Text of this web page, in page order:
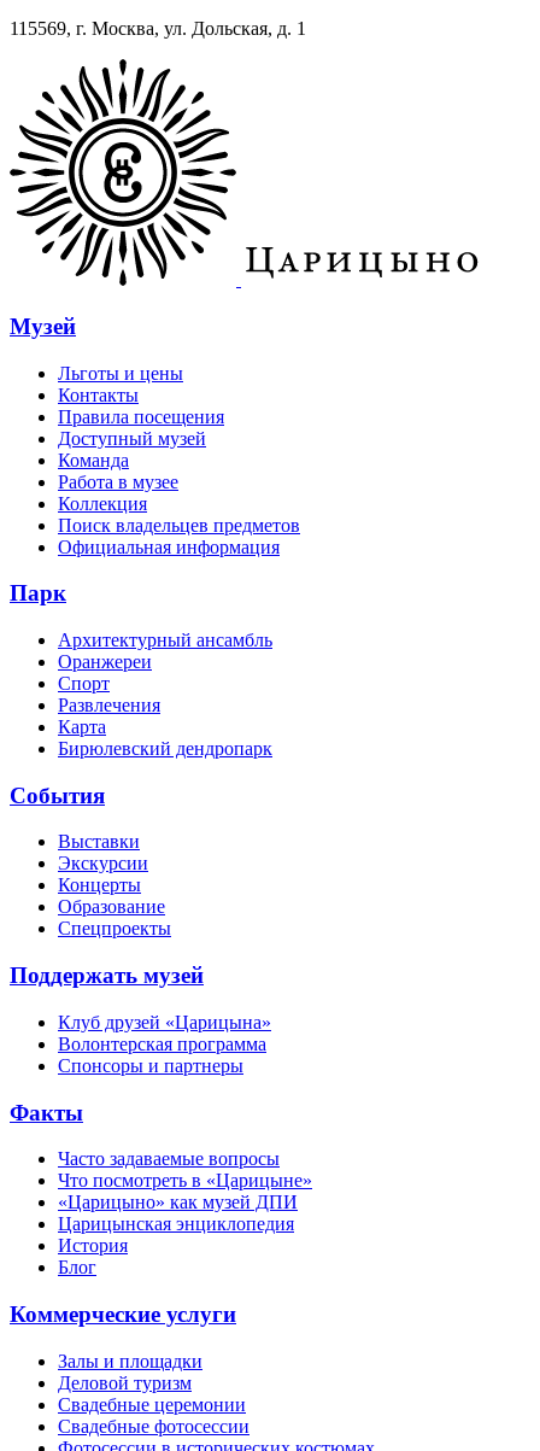
115569, г. Москва, ул. Дольская, д. 1
Музей
Льготы и цены
Контакты
Правила посещения
Доступный музей
Команда
Работа в музее
Коллекция
Поиск владельцев предметов
Официальная информация
Парк
Архитектурный ансамбль
Оранжереи
Спорт
Развлечения
Карта
Бирюлевский дендропарк
События
Выставки
Экскурсии
Концерты
Образование
Спецпроекты
Поддержать музей
Клуб друзей «Царицына»
Волонтерская программа
Спонсоры и партнеры
Факты
Часто задаваемые вопросы
Что посмотреть в «Царицыне»
«Царицыно» как музей ДПИ
Царицынская энциклопедия
История
Блог
Коммерческие услуги
Залы и площадки
Деловой туризм
Свадебные церемонии
Свадебные фотосессии